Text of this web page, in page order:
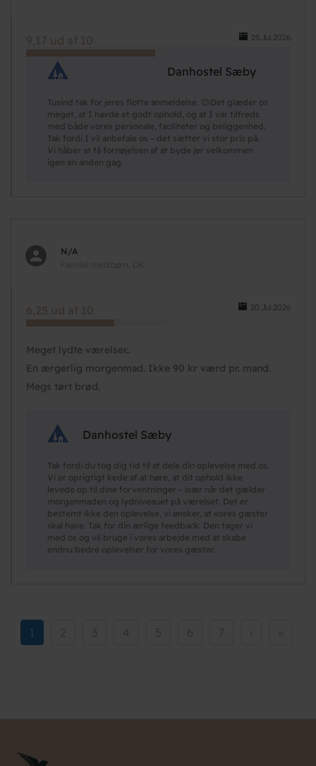
25.Jul.2026
9,17 ud af 10
Danhostel Sæby
Tusind tak for jeres flotte anmeldelse. 😊Det glæder os
meget, at I havde et godt ophold, og at I var tilfreds
med både vores personale, faciliteter og beliggenhed.
Tak fordi I vil anbefale os – det sætter vi stor pris på.
Vi håber at få fornøjelsen af at byde jer velkommen
igen en anden gag.
N/A
Familie med børn, DK
20.Jul.2026
6,25 ud af 10
Meget lydte værelser..
En ærgerlig morgenmad. Ikke 90 kr værd pr. mand.
Megs tørt brød.
Danhostel Sæby
Tak fordi du tog dig tid til at dele din oplevelse med os.
Vi er oprigtigt kede af at høre, at dit ophold ikke
levede op til dine forventninger – især når det gælder
morgenmaden og lydniveauet på værelset. Det er
bestemt ikke den oplevelse, vi ønsker, at vores gæster
skal have. Tak for din ærlige feedback. Den tager vi
med os og vil bruge i vores arbejde med at skabe
endnu bedre oplevelser for vores gæster.
Pagination
Current
page
1 Side
2 Side
3 Side
4 Side
5 Side
6 Side
7